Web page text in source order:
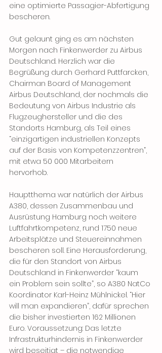
eine optimierte Passagier-Abfertigung
bescheren.
Gut gelaunt ging es am nächsten
Morgen nach Finkenwerder zu Airbus
Deutschland. Herzlich war die
Begrüßung durch Gerhard Puttfarcken,
Chairman Board of Management
Airbus Deutschland, der nochmals die
Bedeutung von Airbus Industrie als
Flugzeughersteller und die des
Standorts Hamburg, als Teil eines
“einzigartigen industriellen Konzepts
auf der Basis von Kompetenzzentren”,
mit etwa 50 000 Mitarbeitern
hervorhob.
Hauptthema war natürlich der Airbus
A380, dessen Zusammenbau und
Ausrüstung Hamburg noch weitere
Luftfahrtkompetenz, rund 1750 neue
Arbeitsplätze und Steuereinnahmen
bescheren soll. Eine Herausforderung,
die für den Standort von Airbus
Deutschland in Finkenwerder “kaum
ein Problem sein sollte”, so A380 NatCo
Koordinator Karl-Heinz Mühlnickel. “Hier
will man expandieren”, dafür sprechen
die bisher investierten 162 Millionen
Euro. Voraussetzung: Das letzte
Infrastrukturhindernis in Finkenwerder
wird beseitigt – die notwendige